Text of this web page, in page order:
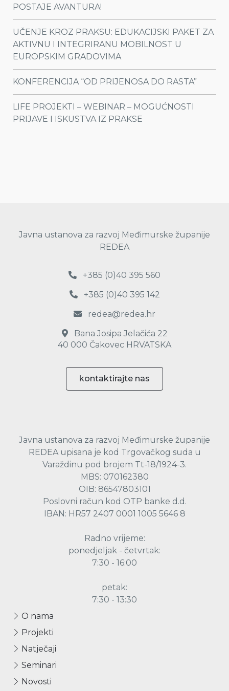
POSTAJE AVANTURA!
UČENJE KROZ PRAKSU: EDUKACIJSKI PAKET ZA
AKTIVNU I INTEGRIRANU MOBILNOST U
EUROPSKIM GRADOVIMA
KONFERENCIJA “OD PRIJENOSA DO RASTA”
LIFE PROJEKTI – WEBINAR – MOGUĆNOSTI
PRIJAVE I ISKUSTVA IZ PRAKSE
Javna ustanova za razvoj Međimurske županije
REDEA
+385 (0)40 395 560
+385 (0)40 395 142
redea@redea.hr
Bana Josipa Jelačića 22
40 000 Čakovec HRVATSKA
kontaktirajte nas
Javna ustanova za razvoj Međimurske županije
REDEA upisana je kod Trgovačkog suda u
Varaždinu pod brojem Tt-18/1924-3.
MBS: 070162380
OIB: 86547803101
Poslovni račun kod OTP banke d.d.
IBAN: HR57 2407 0001 1005 5646 8
Radno vrijeme:
ponedjeljak - četvrtak:
7:30 - 16:00
petak:
7:30 - 13:30
O nama
Projekti
Natječaji
Seminari
Novosti